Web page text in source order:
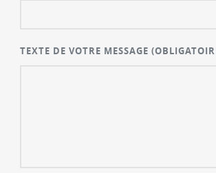
TEXTE DE VOTRE MESSAGE